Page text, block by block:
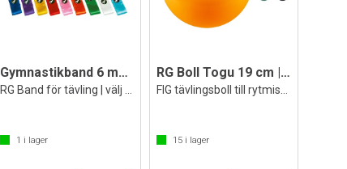
Gymnastikband 6 meter
1 i lager
RG Boll Togu 19 cm | 420 gr
15 i lager